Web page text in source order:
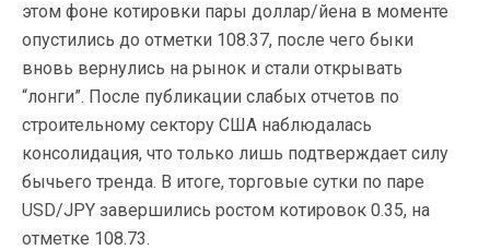
этом фоне котировки пары доллар/йена в моменте
опустились до отметки 108.37, после чего быки
вновь вернулись на рынок и стали открывать
“лонги”. После публикации слабых отчетов по
строительному сектору США наблюдалась
консолидация, что только лишь подтверждает силу
бычьего тренда. В итоге, торговые сутки по паре
USD/JPY завершились ростом котировок 0.35, на
отметке 108.73.